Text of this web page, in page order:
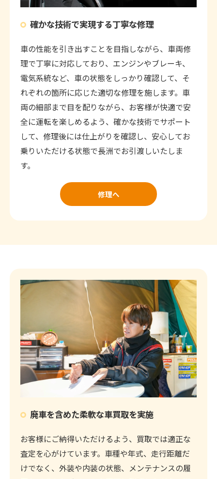
確かな技術で実現する丁寧な修理
車の性能を引き出すことを目指しながら、車両修
理で丁寧に対応しており、エンジンやブレーキ、
電気系統など、車の状態をしっかり確認して、そ
れぞれの箇所に応じた適切な修理を施します。車
両の細部まで目を配りながら、お客様が快適で安
全に運転を楽しめるよう、確かな技術でサポート
して、修理後には仕上がりを確認し、安心してお
乗りいただける状態で長洲でお引渡しいたしま
す。
修理へ
廃車を含めた柔軟な車買取を実施
お客様にご納得いただけるよう、買取では適正な
査定を心がけています。車種や年式、走行距離だ
けでなく、外装や内装の状態、メンテナンスの履